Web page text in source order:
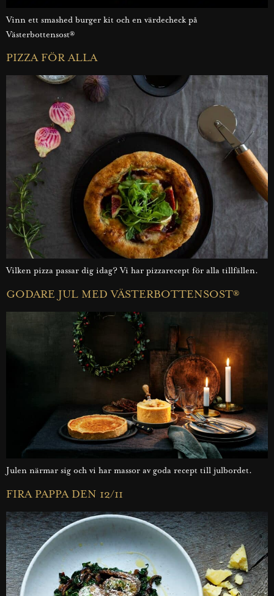
Vinn ett smashed burger kit och en värdecheck på
Västerbottensost®
PIZZA FÖR ALLA
Vilken pizza passar dig idag? Vi har pizzarecept för alla tillfällen.
GODARE JUL MED VÄSTERBOTTENSOST®
Julen närmar sig och vi har massor av goda recept till julbordet.
FIRA PAPPA DEN 12/11